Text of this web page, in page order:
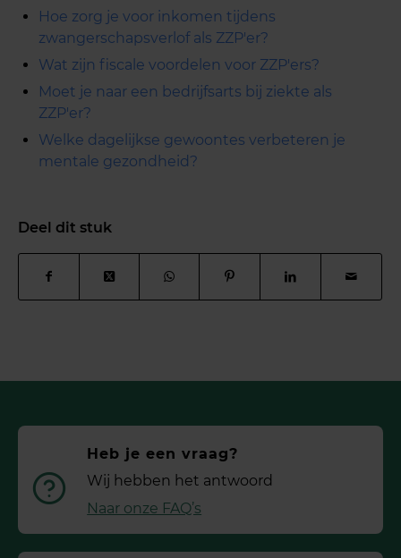
Hoe zorg je voor inkomen tijdens
zwangerschapsverlof als ZZP'er?
Wat zijn fiscale voordelen voor ZZP'ers?
Moet je naar een bedrijfsarts bij ziekte als
ZZP'er?
Welke dagelijkse gewoontes verbeteren je
mentale gezondheid?
Deel dit stuk
Heb je een vraag?
Wij hebben het antwoord
Naar onze FAQ’s